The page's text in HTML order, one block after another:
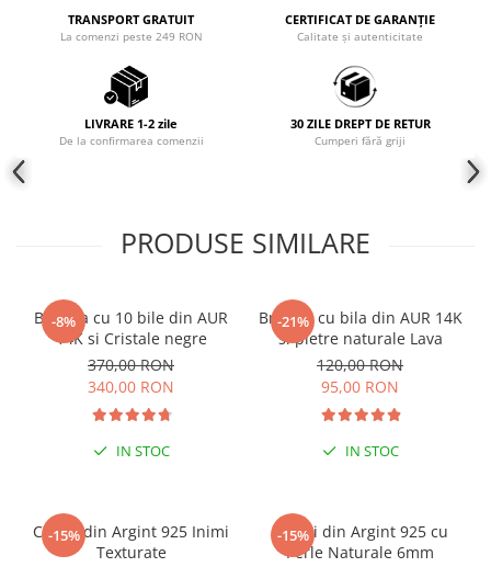
Coliere cu mărgele colorate și
Coliere cu pietre semiprețioase
TRANSPORT GRATUIT
La comenzi peste 249 RON
CERTIFICAT DE GARANȚIE
Calitate și autenticitate
LIVRARE 1-2 zile
De la confirmarea comenzii
30 ZILE DREPT DE RETUR
Cumperi fără griji
PRODUSE SIMILARE
-8%
Bratara cu 10 bile din AUR
14K si Cristale negre
370,00 RON
340,00 RON
IN STOC
-21%
Bratara cu bila din AUR 14K
si pietre naturale Lava
120,00 RON
95,00 RON
IN STOC
-15%
Cercei din Argint 925 Inimi
Texturate
-15%
Cercei din Argint 925 cu
Perle Naturale 6mm